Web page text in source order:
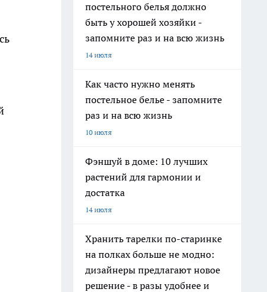
постельного белья должно
быть у хорошей хозяйки -
запомните раз и на всю жизнь
14 июля
Как часто нужно менять
постельное белье - запомните
раз и на всю жизнь
10 июля
Фэншуй в доме: 10 лучших
растений для гармонии и
достатка
14 июля
Хранить тарелки по-старинке
на полках больше не модно:
дизайнеры предлагают новое
решение - в разы удобнее и